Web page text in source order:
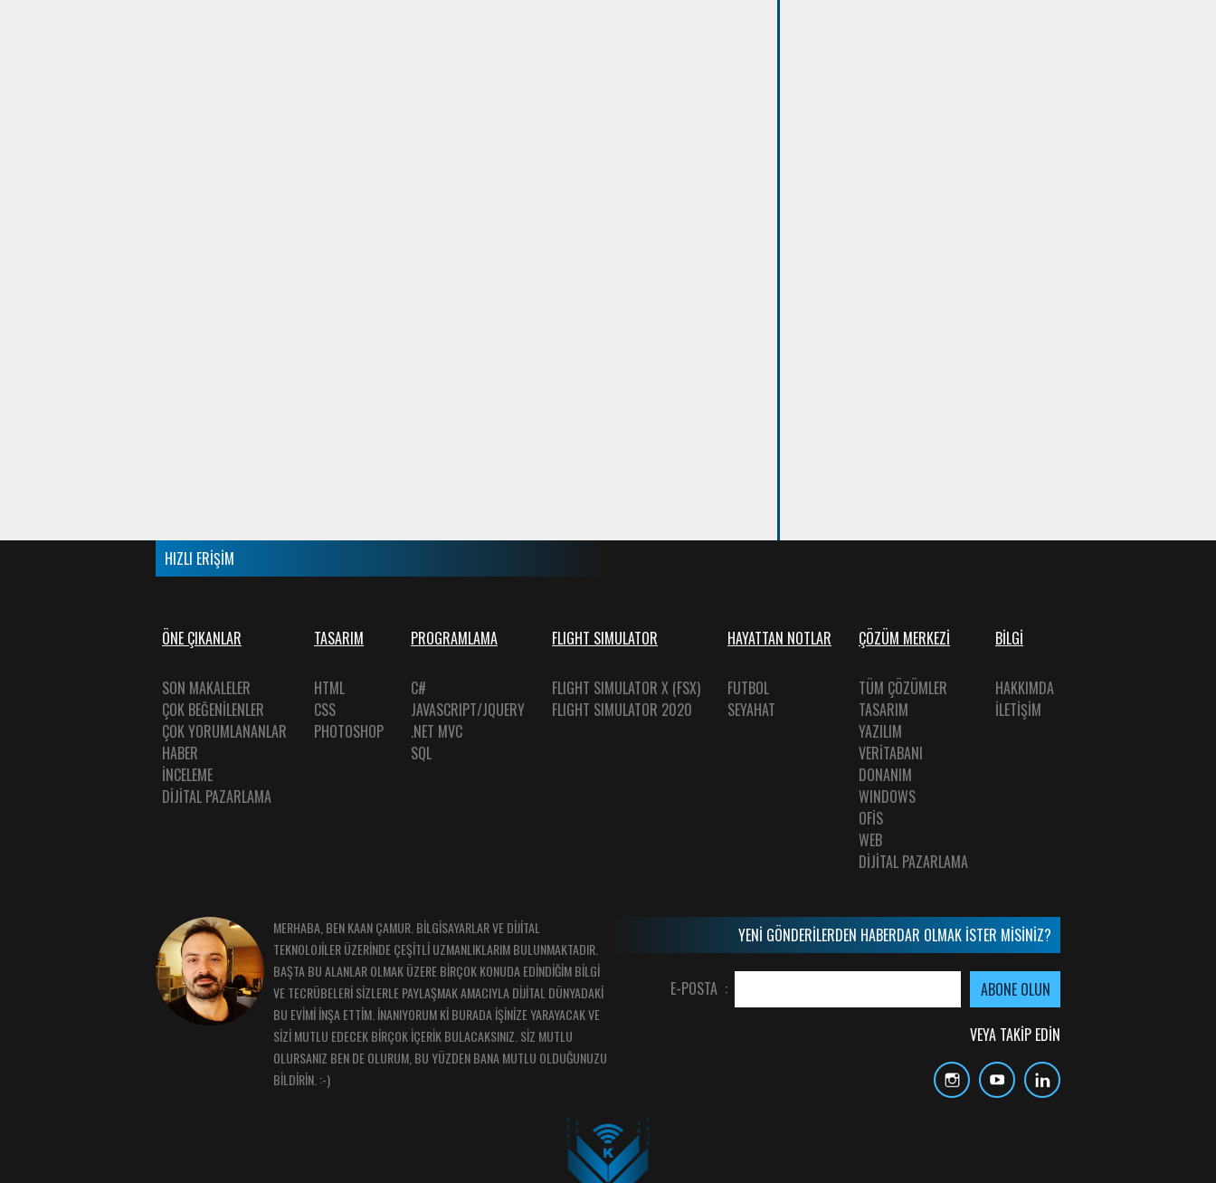
HIZLI ERİŞİM
ÖNE ÇIKANLAR
SON MAKALELER
ÇOK BEĞENİLENLER
ÇOK YORUMLANANLAR
HABER
İNCELEME
DİJİTAL PAZARLAMA
TASARIM
HTML
CSS
PHOTOSHOP
PROGRAMLAMA
C#
JAVASCRIPT/JQUERY
.NET MVC
SQL
FLIGHT SIMULATOR
FLIGHT SIMULATOR X (FSX)
FLIGHT SIMULATOR 2020
HAYATTAN NOTLAR
FUTBOL
SEYAHAT
ÇÖZÜM MERKEZİ
TÜM ÇÖZÜMLER
TASARIM
YAZILIM
VERİTABANI
DONANIM
WINDOWS
OFİS
WEB
DİJİTAL PAZARLAMA
BİLGİ
HAKKIMDA
İLETİŞİM
MERHABA, BEN KAAN ÇAMUR. BİLGİSAYARLAR VE DİJİTAL
TEKNOLOJİLER ÜZERİNDE ÇEŞİTLİ UZMANLIKLARIM BULUNMAKTADIR.
BAŞTA BU ALANLAR OLMAK ÜZERE BİRÇOK KONUDA EDİNDİĞİM BİLGİ
VE TECRÜBELERİ SİZLERLE PAYLAŞMAK AMACIYLA DİJİTAL DÜNYADAKİ
BU EVİMİ İNŞA ETTİM. İNANIYORUM Kİ BURADA İŞİNİZE YARAYACAK VE
SİZİ MUTLU EDECEK BİRÇOK İÇERİK BULACAKSINIZ. SİZ MUTLU
OLURSANIZ BEN DE OLURUM, BU YÜZDEN BANA MUTLU OLDUĞUNUZU
BİLDİRİN. :-)
YENİ GÖNDERİLERDEN HABERDAR OLMAK İSTER MİSİNİZ?
E-POSTA :
VEYA TAKİP EDİN